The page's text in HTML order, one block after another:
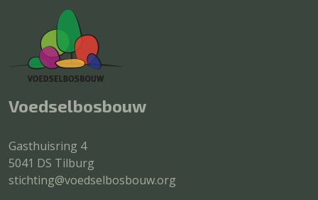
Voedselbosbouw
Gasthuisring 4
5041 DS Tilburg
stichting@voedselbosbouw.org